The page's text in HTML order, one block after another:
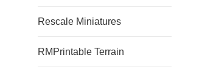
Rescale Miniatures
RMPrintable Terrain